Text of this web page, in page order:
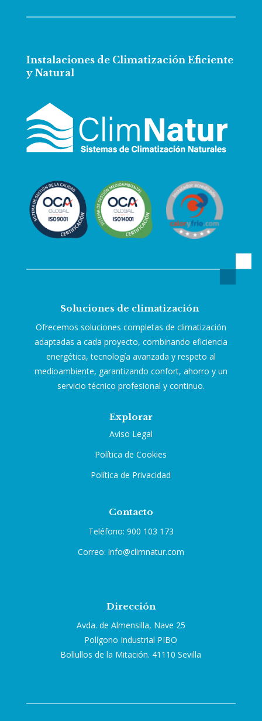
Instalaciones de Climatización Eficiente
y Natural
Soluciones de climatización
Ofrecemos soluciones completas de climatización
adaptadas a cada proyecto, combinando eficiencia
energética, tecnología avanzada y respeto al
medioambiente, garantizando confort, ahorro y un
servicio técnico profesional y continuo.
Explorar
Aviso Legal
Política de Cookies
Política de Privacidad
Contacto
Teléfono: 900 103 173
Correo: info@climnatur.com
Dirección
Avda. de Almensilla, Nave 25
Polígono Industrial PIBO
Bollullos de la Mitación. 41110 Sevilla